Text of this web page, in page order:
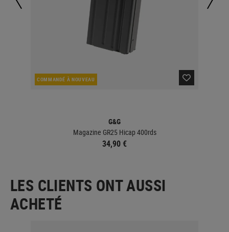
COMMANDÉ À NOUVEAU
G&G
Magazine GR25 Hicap 400rds
34,90 €
LES CLIENTS ONT AUSSI
ACHETÉ